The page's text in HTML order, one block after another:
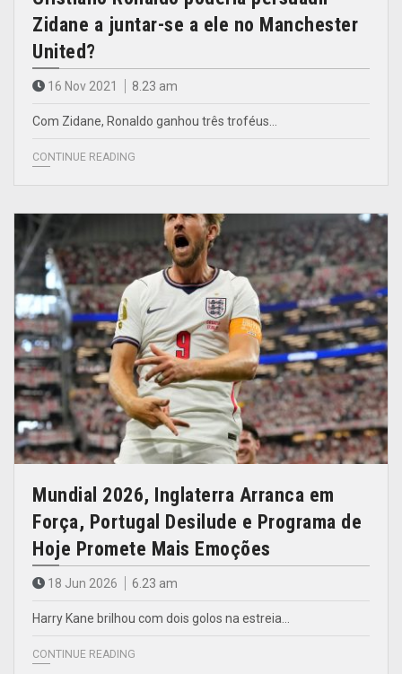
Zidane a juntar-se a ele no Manchester
United?
16 Nov 2021 8.23 am
Com Zidane, Ronaldo ganhou três troféus…
CONTINUE READING
Mundial 2026, Inglaterra Arranca em
Força, Portugal Desilude e Programa de
Hoje Promete Mais Emoções
18 Jun 2026 6.23 am
Harry Kane brilhou com dois golos na estreia…
CONTINUE READING